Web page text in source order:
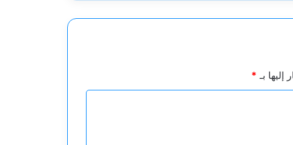
بـ *